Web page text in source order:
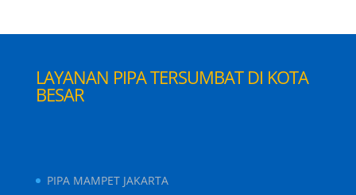
LAYANAN PIPA TERSUMBAT DI KOTA
BESAR
PIPA MAMPET JAKARTA